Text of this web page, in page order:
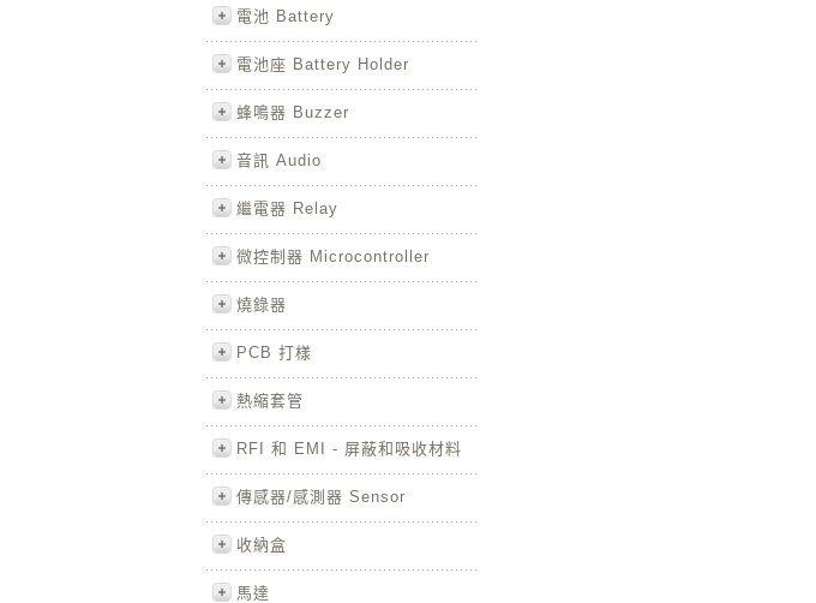
電池 Battery
電池座 Battery Holder
蜂鳴器 Buzzer
音訊 Audio
繼電器 Relay
微控制器 Microcontroller
燒錄器
PCB 打樣
熱縮套管
RFI 和 EMI - 屏蔽和吸收材料
傳感器/感測器 Sensor
收納盒
馬達